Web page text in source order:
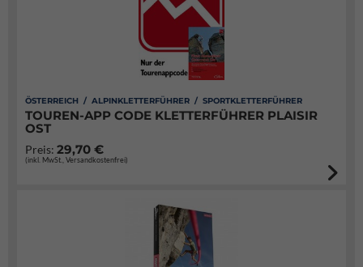
ÖSTERREICH / ALPINKLETTERFÜHRER / SPORTKLETTERFÜHRER
TOUREN-APP CODE KLETTERFÜHRER PLAISIR
OST
Preis: 29,70 €
(inkl. MwSt., Versandkostenfrei)